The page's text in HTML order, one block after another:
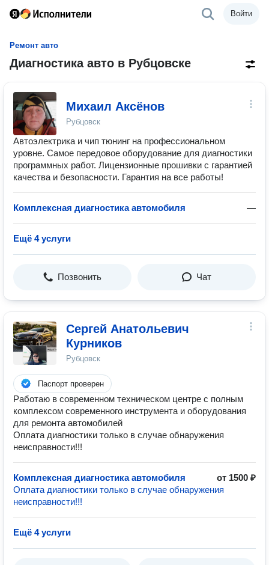
Войти
Ремонт авто
Диагностика авто в Рубцовске
Михаил Аксёнов
Рубцовск
Автоэлектрика и чип тюнинг на профессиональном
уровне. Самое передовое оборудование для диагностики
программных работ. Лицензионные прошивки с гарантией
качества и безопасности. Гарантия на все работы!
Комплексная диагностика автомобиля —
Ещё 4 услуги
Позвонить Чат
Сергей Анатольевич
Курников
Рубцовск
Паспорт проверен
Работаю в современном техническом центре с полным
комплексом современного инструмента и оборудования
для ремонта автомобилей
Оплата диагностики только в случае обнаружения
неисправности!!!
Комплексная диагностика автомобиля
от 1500 ₽
Оплата диагностики только в случае обнаружения
неисправности!!!
Ещё 4 услуги